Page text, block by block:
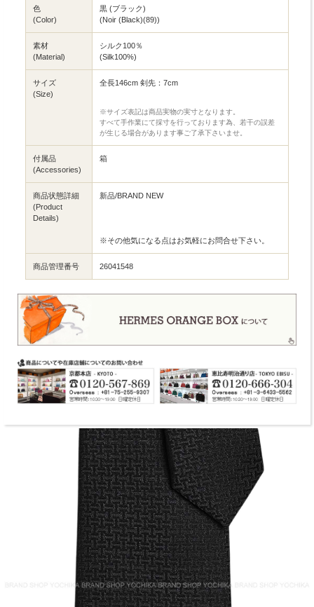
色
(Color)
黒 (ブラック)
(Noir (Black)(89))
素材
(Material)
シルク100％
(Silk100%)
サイズ
(Size)
全長146cm 剣先：7cm
※サイズ表記は商品実物の実寸となります。
すべて手作業にて採寸を行っております為、若干の誤差
が生じる場合があります事ご了承下さいませ。
付属品
(Accessories)
箱
商品状態詳細
(Product
Details)
新品/BRAND NEW
※その他気になる点はお気軽にお問合せ下さい。
商品管理番号 26041548